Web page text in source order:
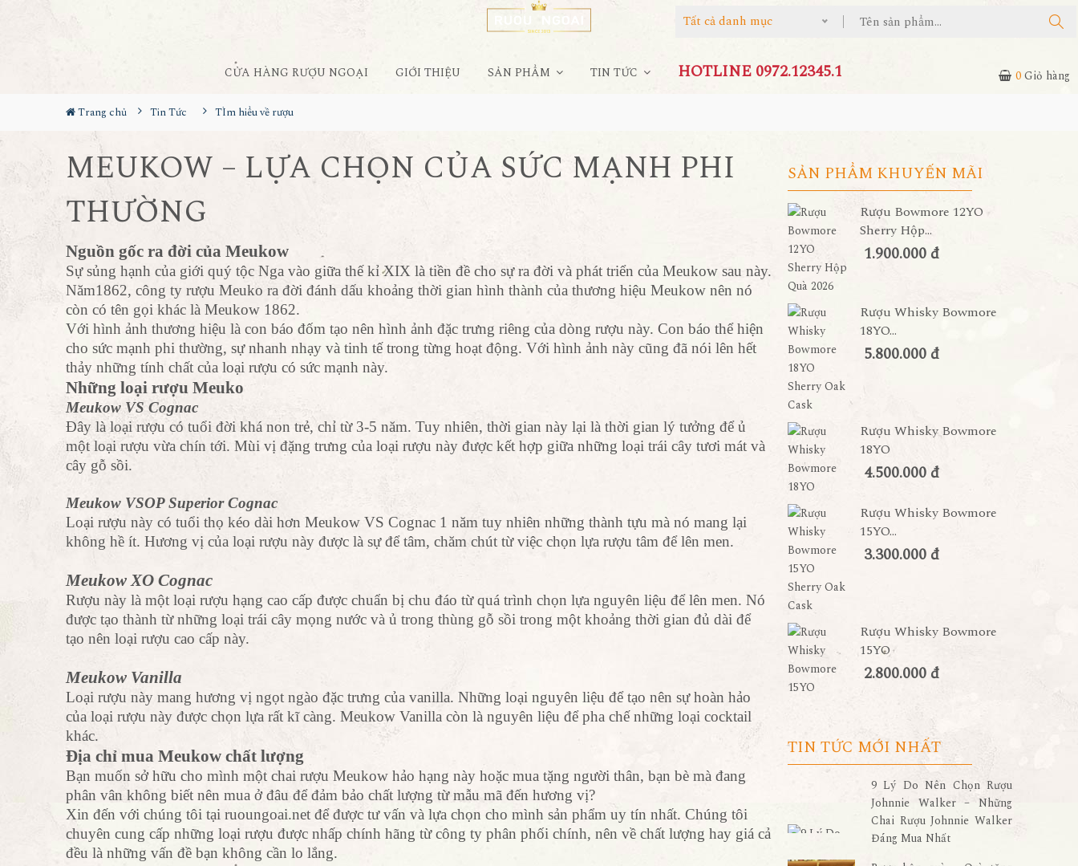
Tất cả danh mục
CỬA HÀNG RƯỢU NGOẠI GIỚI THIỆU SẢN PHẨM TIN TỨC HOTLINE 0972.12345.1 0Giỏ hàng
Trang chủ Tin Tức TÌm hiểu về rượu
MEUKOW – LỰA CHỌN CỦA SỨC MẠNH PHI
THƯỜNG
Nguồn gốc ra đời của Meukow
Sự sủng hạnh của giới quý tộc Nga vào giữa thế kỉ XIX là tiền đề cho sự ra đời và phát triển của Meukow sau này.
Năm1862, công ty rượu Meuko ra đời đánh dấu khoảng thời gian hình thành của thương hiệu Meukow nên nó
còn có tên gọi khác là Meukow 1862.
Với hình ảnh thương hiệu là con báo đốm tạo nên hình ảnh đặc trưng riêng của dòng rượu này. Con báo thể hiện
cho sức mạnh phi thường, sự nhanh nhạy và tinh tế trong từng hoạt động. Với hình ảnh này cũng đã nói lên hết
thảy những tính chất của loại rượu có sức mạnh này.
Những loại rượu Meuko
Meukow VS Cognac
Đây là loại rượu có tuổi đời khá non trẻ, chỉ từ 3-5 năm. Tuy nhiên, thời gian này lại là thời gian lý tưởng để ủ
một loại rượu vừa chín tới. Mùi vị đặng trưng của loại rượu này được kết hợp giữa những loại trái cây tươi mát và
cây gỗ sồi.
Meukow VSOP Superior Cognac
Loại rượu này có tuổi thọ kéo dài hơn Meukow VS Cognac 1 năm tuy nhiên những thành tựu mà nó mang lại
không hề ít. Hương vị của loại rượu này được là sự để tâm, chăm chút từ việc chọn lựa rượu tâm để lên men.
Meukow XO Cognac
Rượu này là một loại rượu hạng cao cấp được chuẩn bị chu đáo từ quá trình chọn lựa nguyên liệu để lên men. Nó
được tạo thành từ những loại trái cây mọng nước và ủ trong thùng gỗ sồi trong một khoảng thời gian đủ dài để
tạo nên loại rượu cao cấp này.
Meukow Vanilla
Loại rượu này mang hương vị ngọt ngào đặc trưng của vanilla. Những loại nguyên liệu để tạo nên sự hoàn hảo
của loại rượu này được chọn lựa rất kĩ càng. Meukow Vanilla còn là nguyên liệu để pha chế những loại cocktail
khác.
Địa chỉ mua Meukow chất lượng
Bạn muốn sở hữu cho mình một chai rượu Meukow hảo hạng này hoặc mua tặng người thân, bạn bè mà đang
phân vân không biết nên mua ở đâu để đảm bảo chất lượng từ mẫu mã đến hương vị?
Xin đến với chúng tôi tại ruoungoai.net để được tư vấn và lựa chọn cho mình sản phẩm uy tín nhất. Chúng tôi
chuyên cung cấp những loại rượu được nhấp chính hãng từ công ty phân phối chính, nên về chất lượng hay giá cả
đều là những vấn đề bạn không cần lo lắng.
SẢN PHẨM KHUYẾN MÃI
Rượu Bowmore 12YO
Sherry Hộp...
1.900.000 đ
Rượu Whisky Bowmore
18YO...
5.800.000 đ
Rượu Whisky Bowmore
18YO
4.500.000 đ
Rượu Whisky Bowmore
15YO...
3.300.000 đ
Rượu Whisky Bowmore
15YO
2.800.000 đ
TIN TỨC MỚI NHẤT
9 Lý Do Nên Chọn Rượu
Johnnie Walker – Những
Chai Rượu Johnnie Walker
Đáng Mua Nhất